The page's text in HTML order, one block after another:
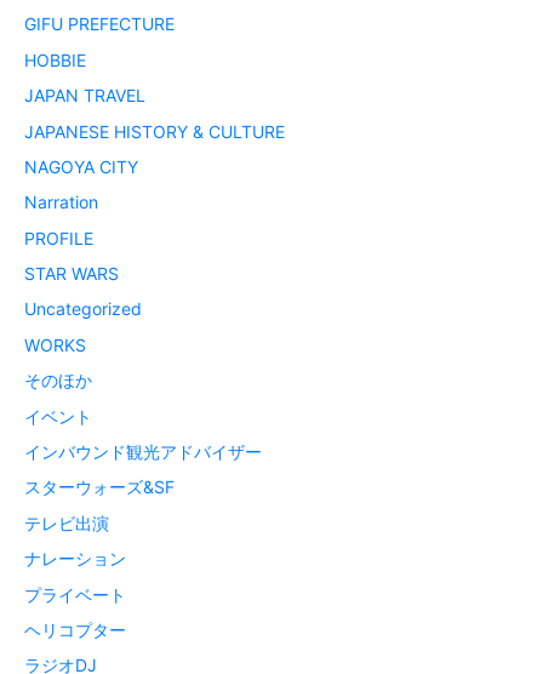
GIFU PREFECTURE
HOBBIE
JAPAN TRAVEL
JAPANESE HISTORY & CULTURE
NAGOYA CITY
Narration
PROFILE
STAR WARS
Uncategorized
WORKS
そのほか
イベント
インバウンド観光アドバイザー
スターウォーズ&SF
テレビ出演
ナレーション
プライベート
ヘリコプター
ラジオDJ